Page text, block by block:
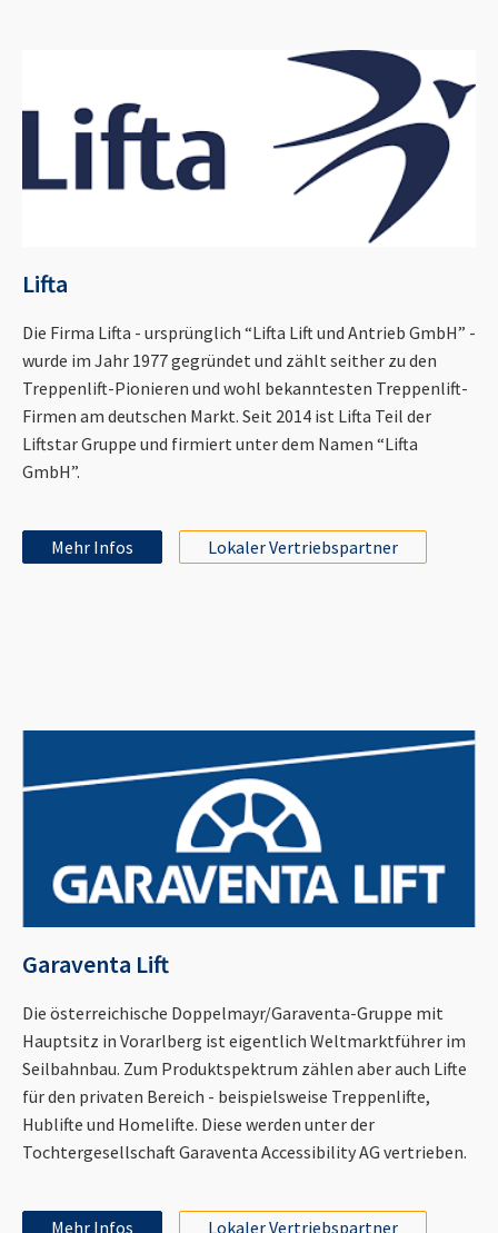
Lifta
Die Firma Lifta - ursprünglich “Lifta Lift und Antrieb GmbH” -
wurde im Jahr 1977 gegründet und zählt seither zu den
Treppenlift-Pionieren und wohl bekanntesten Treppenlift-
Firmen am deutschen Markt. Seit 2014 ist Lifta Teil der
Liftstar Gruppe und firmiert unter dem Namen “Lifta
GmbH”.
Mehr Infos Lokaler Vertriebspartner
Garaventa Lift
Die österreichische Doppelmayr/Garaventa-Gruppe mit
Hauptsitz in Vorarlberg ist eigentlich Weltmarktführer im
Seilbahnbau. Zum Produktspektrum zählen aber auch Lifte
für den privaten Bereich - beispielsweise Treppenlifte,
Hublifte und Homelifte. Diese werden unter der
Tochtergesellschaft Garaventa Accessibility AG vertrieben.
Mehr Infos Lokaler Vertriebspartner